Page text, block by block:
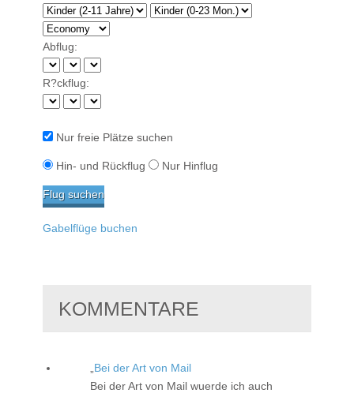
Abflug:
R?ckflug:
Nur freie Plätze suchen
Hin- und Rückflug Nur Hinflug
Gabelflüge buchen
KOMMENTARE
Bei der Art von Mail
Bei der Art von Mail wuerde ich auch